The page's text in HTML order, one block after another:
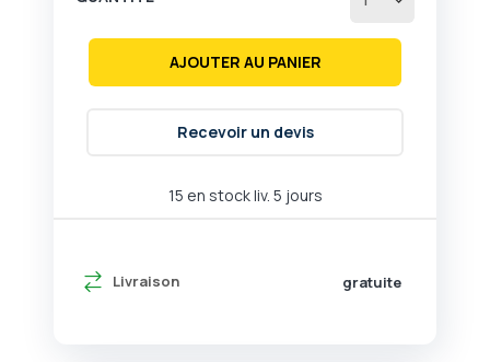
15 en stock liv. 5 jours
Livraison gratuite
AJOUTER AU PANIER
Recevoir un devis